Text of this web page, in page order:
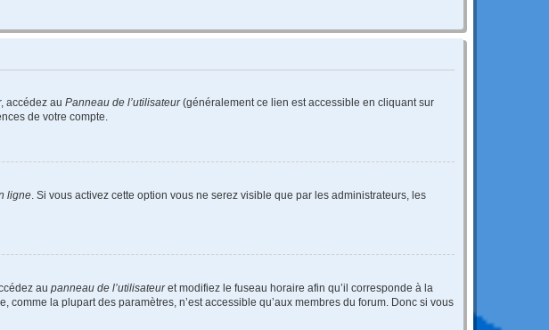
accédez au Panneau de l’utilisateur(généralement ce lien est accessible en cliquant sur
de votre compte.
ligne . Si vous activez cette option vous ne serez visible que par les administrateurs, les
au panneau de l’utilisateuret modifiez le fuseau horaire afin qu’il corresponde à la
la plupart des paramètres, n’est accessible qu’aux membres du forum. Donc si vous